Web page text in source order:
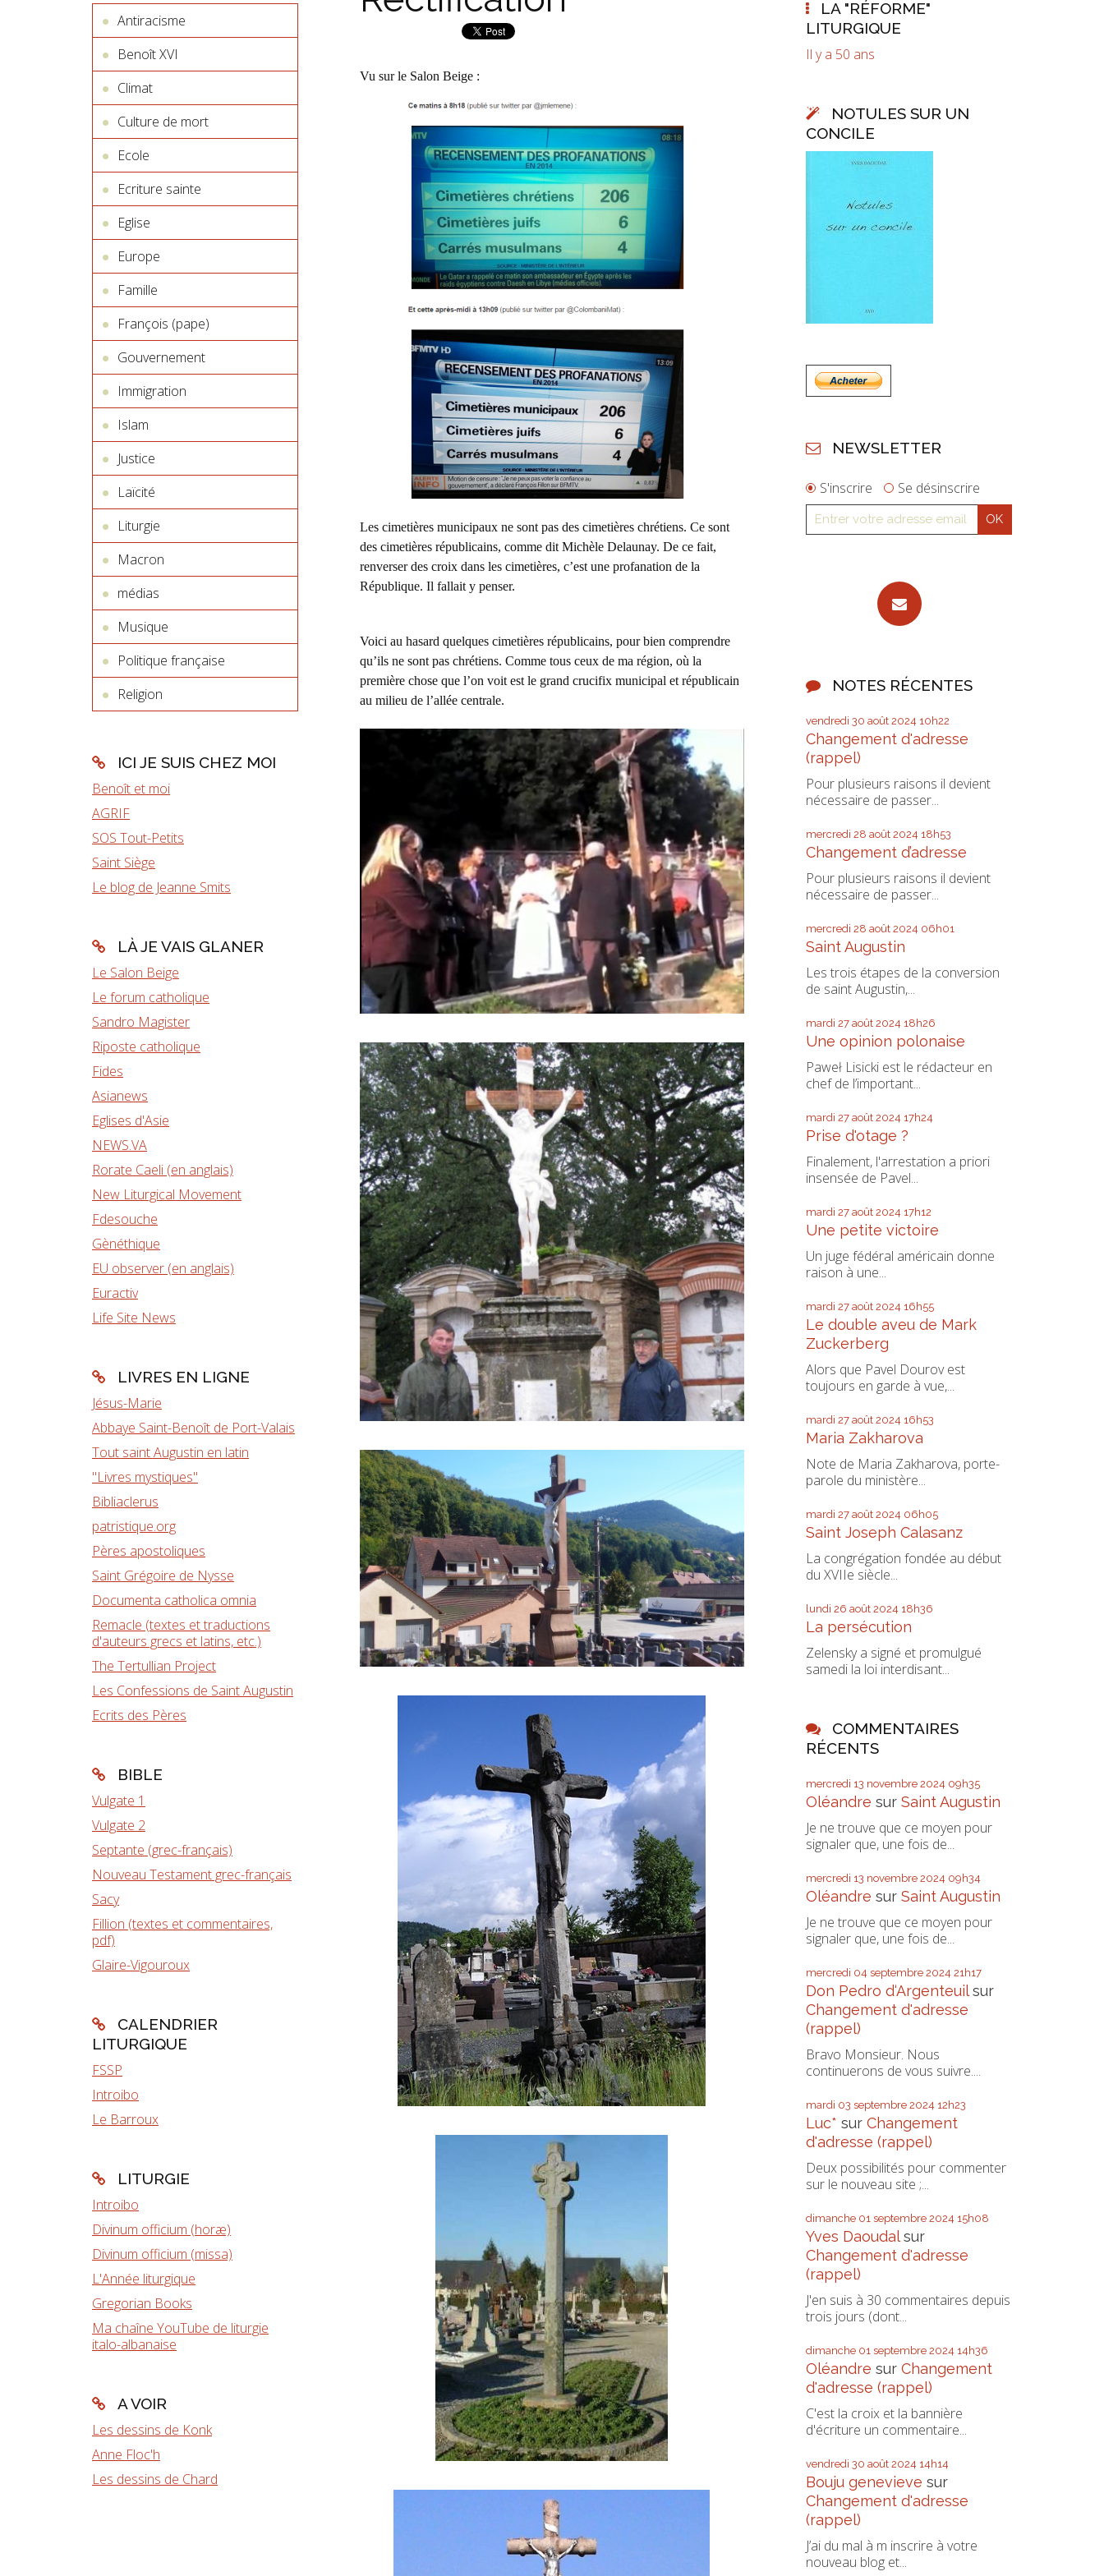
Antiracisme
Benoît XVI
Climat
Culture de mort
Ecole
Ecriture sainte
Eglise
Europe
Famille
François (pape)
Gouvernement
Immigration
Islam
Justice
Laïcité
Liturgie
Macron
médias
Musique
Politique française
Religion
ICI JE SUIS CHEZ MOI
Benoît et moi
AGRIF
SOS Tout-Petits
Saint Siège
Le blog de Jeanne Smits
LÀ JE VAIS GLANER
Le Salon Beige
Le forum catholique
Sandro Magister
Riposte catholique
Fides
Asianews
Eglises d'Asie
NEWS.VA
Rorate Caeli (en anglais)
New Liturgical Movement
Fdesouche
Gènéthique
EU observer (en anglais)
Euractiv
Life Site News
LIVRES EN LIGNE
Jésus-Marie
Abbaye Saint-Benoît de Port-Valais
Tout saint Augustin en latin
"Livres mystiques"
Bibliaclerus
patristique.org
Pères apostoliques
Saint Grégoire de Nysse
Documenta catholica omnia
Remacle (textes et traductions
d'auteurs grecs et latins, etc.)
The Tertullian Project
Les Confessions de Saint Augustin
Ecrits des Pères
BIBLE
Vulgate 1
Vulgate 2
Septante (grec-français)
Nouveau Testament grec-français
Sacy
Fillion (textes et commentaires,
pdf)
Glaire-Vigouroux
CALENDRIER
LITURGIQUE
FSSP
Introibo
Le Barroux
LITURGIE
Introibo
Divinum officium (horæ)
Divinum officium (missa)
L'Année liturgique
Gregorian Books
Ma chaîne YouTube de liturgie
italo-albanaise
A VOIR
Les dessins de Konk
Anne Floc'h
Les dessins de Chard
Vu sur le Salon Beige :
Les cimetières municipaux ne sont pas des cimetières chrétiens. Ce sont
des cimetières républicains, comme dit Michèle Delaunay. De ce fait,
renverser des croix dans les cimetières, c’est une profanation de la
République. Il fallait y penser.
Voici au hasard quelques cimetières républicains, pour bien comprendre
qu’ils ne sont pas chrétiens. Comme tous ceux de ma région, où la
première chose que l’on voit est le grand crucifix municipal et républicain
au milieu de l’allée centrale.
LA "RÉFORME"
LITURGIQUE
Il y a 50 ans
NOTULES SUR UN
CONCILE
NEWSLETTER
S'inscrire Se désinscrire
NOTES RÉCENTES
vendredi 30 août 2024 10h22
Changement d'adresse
(rappel)
Pour plusieurs raisons il devient
nécessaire de passer...
mercredi 28 août 2024 18h53
Changement d’adresse
Pour plusieurs raisons il devient
nécessaire de passer...
mercredi 28 août 2024 06h01
Saint Augustin
Les trois étapes de la conversion
de saint Augustin,...
mardi 27 août 2024 18h26
Une opinion polonaise
Paweł Lisicki est le rédacteur en
chef de l’important...
mardi 27 août 2024 17h24
Prise d'otage ?
Finalement, l'arrestation a priori
insensée de Pavel...
mardi 27 août 2024 17h12
Une petite victoire
Un juge fédéral américain donne
raison à une...
mardi 27 août 2024 16h55
Le double aveu de Mark
Zuckerberg
Alors que Pavel Dourov est
toujours en garde à vue,...
mardi 27 août 2024 16h53
Maria Zakharova
Note de Maria Zakharova, porte-
parole du ministère...
mardi 27 août 2024 06h05
Saint Joseph Calasanz
La congrégation fondée au début
du XVIIe siècle...
lundi 26 août 2024 18h36
La persécution
Zelensky a signé et promulgué
samedi la loi interdisant...
COMMENTAIRES
RÉCENTS
mercredi 13 novembre 2024 09h35
Oléandre sur Saint Augustin
Je ne trouve que ce moyen pour
signaler que, une fois de...
mercredi 13 novembre 2024 09h34
Oléandre sur Saint Augustin
Je ne trouve que ce moyen pour
signaler que, une fois de...
mercredi 04 septembre 2024 21h17
Don Pedro d‘Argenteuilsur
Changement d'adresse
(rappel)
Bravo Monsieur. Nous
continuerons de vous suivre....
mardi 03 septembre 2024 12h23
Luc* sur Changement
d'adresse (rappel)
Deux possibilités pour commenter
sur le nouveau site ;...
dimanche 01 septembre 2024 15h08
Yves Daoudalsur
Changement d'adresse
(rappel)
J'en suis à 30 commentaires depuis
trois jours (dont...
dimanche 01 septembre 2024 14h36
Oléandre sur Changement
d'adresse (rappel)
C'est la croix et la bannière
d'écriture un commentaire...
vendredi 30 août 2024 14h14
Bouju genevieve sur
Changement d'adresse
(rappel)
J’ai du mal à m inscrire à votre
nouveau blog et...